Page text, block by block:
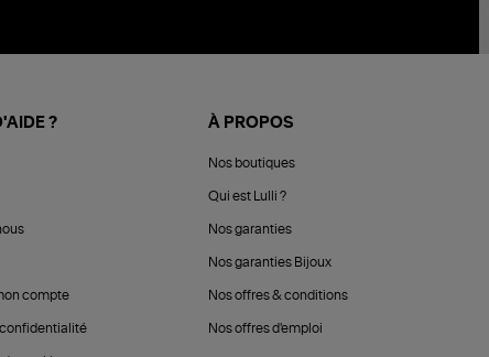
?
compte
confidentialité
À PROPOS
Nos boutiques
Qui est Lulli ?
Nos garanties
Nos garanties Bijoux
Nos offres & conditions
Nos offres d'emploi